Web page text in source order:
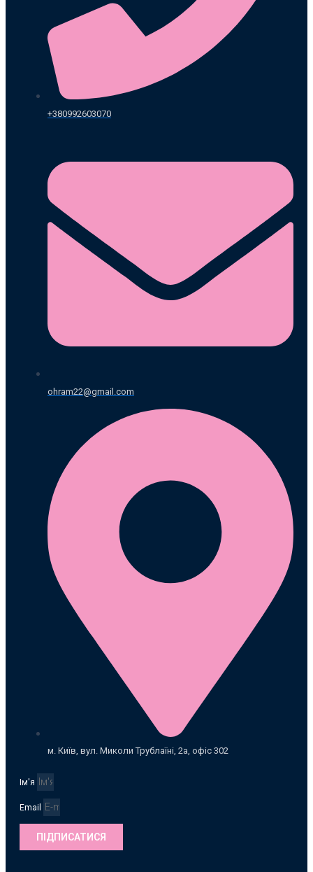
+380992603070
ohram22@gmail.com
м. Київ, вул. Миколи Трублаїні, 2а, офіс 302
Ім'я
Email
ПІДПИСАТИСЯ